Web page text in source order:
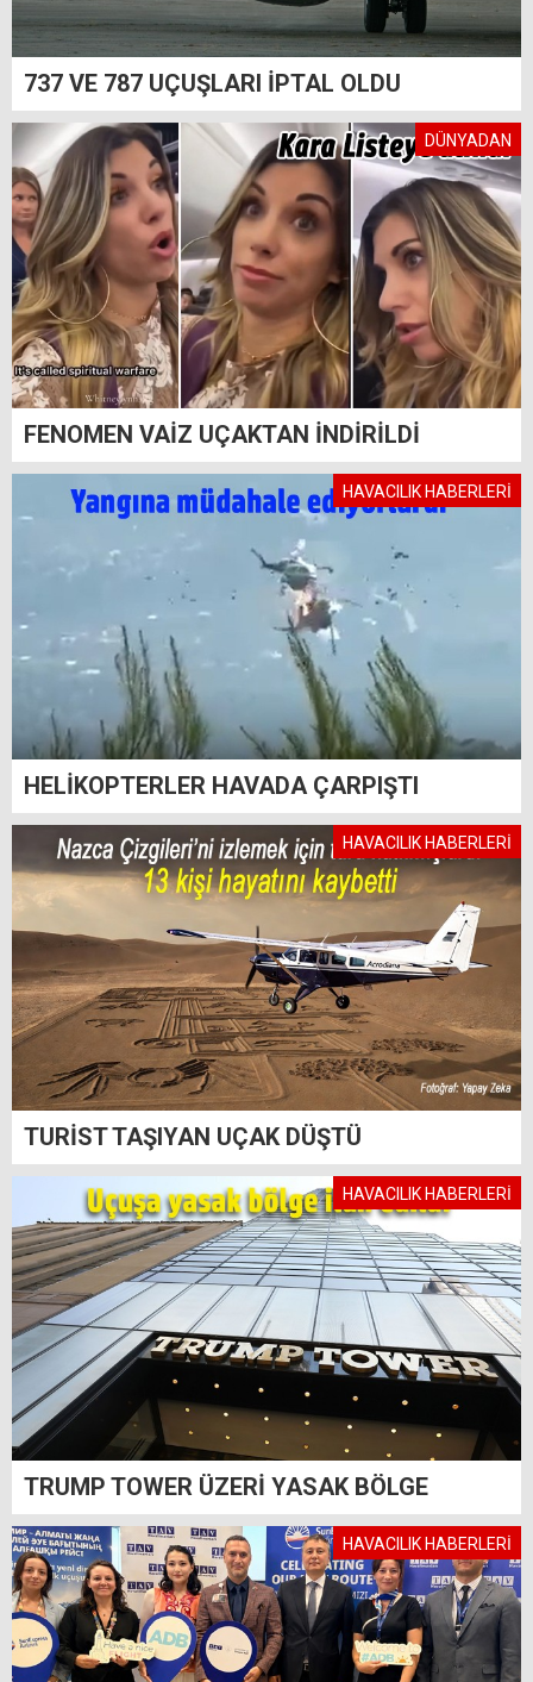
737 VE 787 UÇUŞLARI İPTAL OLDU
DÜNYADAN
FENOMEN VAİZ UÇAKTAN İNDİRİLDİ
HAVACILIK HABERLERİ
HELİKOPTERLER HAVADA ÇARPIŞTI
HAVACILIK HABERLERİ
TURİST TAŞIYAN UÇAK DÜŞTÜ
HAVACILIK HABERLERİ
TRUMP TOWER ÜZERİ YASAK BÖLGE
HAVACILIK HABERLERİ